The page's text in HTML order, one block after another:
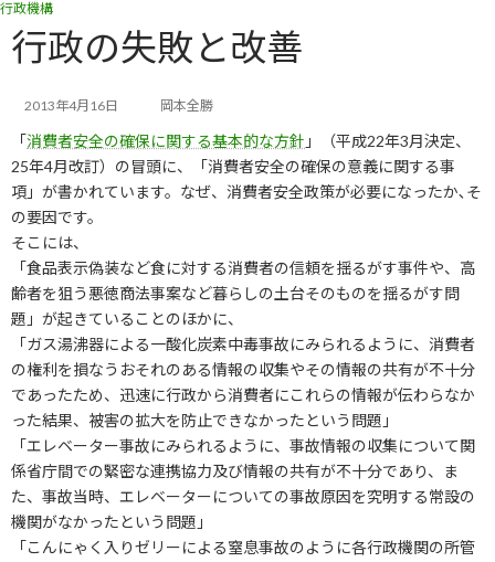
コ
ン
テ
キ
ッ
プ
ナ
ビ
ゲ
に
移
動
行政機構
行政の失敗と改善
2013年4月16日 岡本全勝
「消費者安全の確保に関する基本的な方針 」（平成22年3月決定、
25年4月改訂）の冒頭に、「消費者安全の確保の意義に関する事
項」が書かれています。なぜ、消費者安全政策が必要になったか､そ
の要因です。
そこには、
「食品表示偽装など食に対する消費者の信頼を揺るがす事件や、高
齢者を狙う悪徳商法事案など暮らしの土台そのものを揺るがす問
題」が起きていることのほかに、
「ガス湯沸器による一酸化炭素中毒事故にみられるように、消費者
の権利を損なうおそれのある情報の収集やその情報の共有が不十分
であったため、迅速に行政から消費者にこれらの情報が伝わらなか
った結果、被害の拡大を防止できなかったという問題」
「エレベーター事故にみられるように、事故情報の収集について関
係省庁間での緊密な連携協力及び情報の共有が不十分であり、ま
た、事故当時、エレベーターについての事故原因を究明する常設の
機関がなかったという問題」
「こんにゃく入りゼリーによる窒息事故のように各行政機関の所管